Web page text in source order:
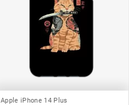
Apple iPhone 14 Plus